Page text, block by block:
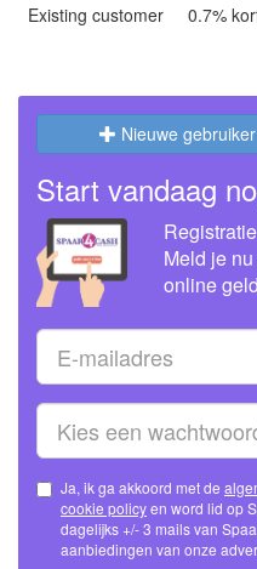
Existing customer 0.7%
Nieuwe gebruiker
Meld je
online
Ja, ik ga akkoord met de
cookie policy
dagelijks +/- 3 mails van Spaar4Cash met commerciële
aanbiedingen van onze